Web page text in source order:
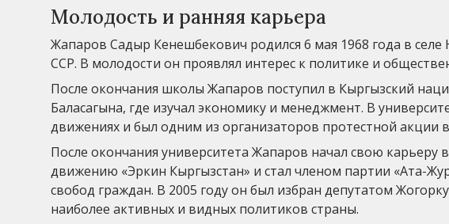
Молодость и ранняя карьера
Жапаров Садыр Кенешбекович родился 6 мая 1968 года в
ССР. В молодости он проявлял интерес к политике и
После окончания школы Жапаров поступил в Кыргызский
Баласагына, где изучал экономику и менеджмент. В
движениях и был одним из организаторов протестной акции
После окончания университета Жапаров начал свою карьеру
движению «Эркин Кыргызстан» и стал членом партии «Ата-
свобод граждан. В 2005 году он был избран депутатом
наиболее активных и видных политиков страны.